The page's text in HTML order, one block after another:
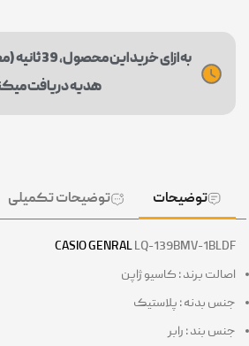
هدیه دریافت میکنید.
توضیحات توضیحات تکمیلی
CASIO GENRALLQ-139BMV-
برند : کاسیو ژاپن
بدنه : پلاستیک
بند : رابر